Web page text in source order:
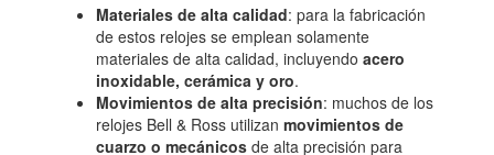
Materiales de alta calidad: para la fabricación
de estos relojes se emplean solamente
materiales de alta calidad, incluyendo acero
inoxidable, cerámica y oro.
Movimientos de alta precisión: muchos de los
relojes Bell & Ross utilizan movimientos de
cuarzo o mecánicosde alta precisión para